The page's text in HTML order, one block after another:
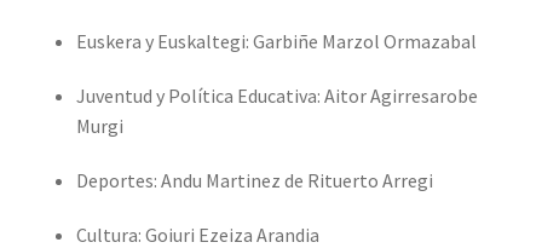
Euskera y Euskaltegi: Garbiñe Marzol Ormazabal
Juventud y Política Educativa: Aitor Agirresarobe
Murgi
Deportes: Andu Martinez de Rituerto Arregi
Cultura: Goiuri Ezeiza Arandia